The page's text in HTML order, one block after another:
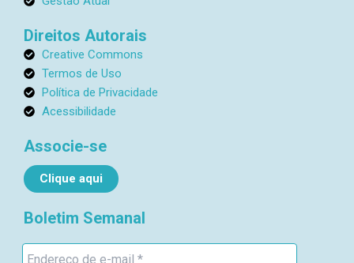
a
m
a
l
1
Direitos Autorais
Creative Commons
Termos de Uso
Política de Privacidade
Acessibilidade
Boletim Semanal
Associe-se
Clique aqui